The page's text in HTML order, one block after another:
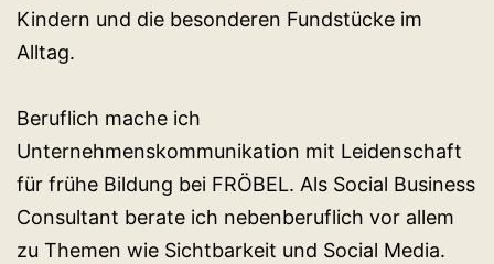
Kindern und die besonderen Fundstücke im
Alltag.
Beruflich mache ich
Unternehmenskommunikation mit Leidenschaft
für frühe Bildung bei FRÖBEL. Als Social Business
Consultant berate ich nebenberuflich vor allem
zu Themen wie Sichtbarkeit und Social Media.